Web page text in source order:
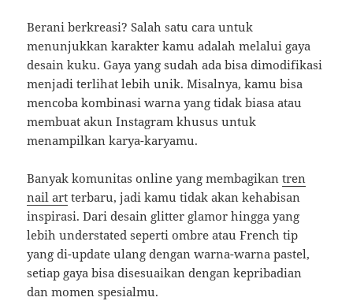
Berani berkreasi? Salah satu cara untuk
menunjukkan karakter kamu adalah melalui gaya
desain kuku. Gaya yang sudah ada bisa dimodifikasi
menjadi terlihat lebih unik. Misalnya, kamu bisa
mencoba kombinasi warna yang tidak biasa atau
membuat akun Instagram khusus untuk
menampilkan karya-karyamu.
Banyak komunitas online yang membagikantren
nail art terbaru, jadi kamu tidak akan kehabisan
inspirasi. Dari desain glitter glamor hingga yang
lebih understated seperti ombre atau French tip
yang di-update ulang dengan warna-warna pastel,
setiap gaya bisa disesuaikan dengan kepribadian
dan momen spesialmu.